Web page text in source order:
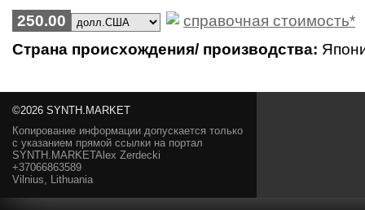
250.00
справочная стоимость*
Страна происхождения/ производства:
©2026 SYNTH.MARKET
Копирование информации допускается только
с указанием прямой ссылки на портал
SYNTH.MARKETAlex Zerdecki
+37066863589
Vilnius, Lithuania